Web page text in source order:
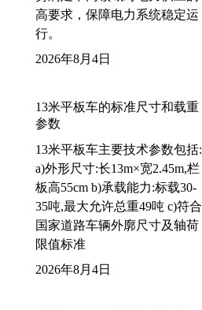
高要求，保障电力系统稳定运
行。
2026年8月4日
13米平板车的标准尺寸和载重
参数
13米平板车主要技术参数包括:
a)外形尺寸:长13m×宽2.45m,栏
板高55cm b)承载能力:标载30-
35吨,最大允许总重49吨 c)符合
国家道路车辆外廓尺寸及轴荷
限值标准
2026年8月4日